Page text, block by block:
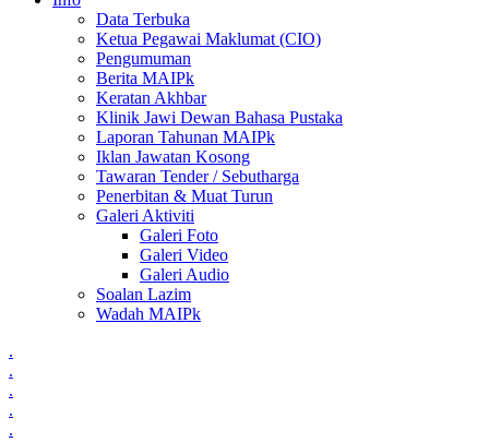
Data Terbuka
Ketua Pegawai Maklumat (CIO)
Pengumuman
Berita MAIPk
Keratan Akhbar
Klinik Jawi Dewan Bahasa Pustaka
Laporan Tahunan MAIPk
Iklan Jawatan Kosong
Tawaran Tender / Sebutharga
Penerbitan & Muat Turun
Galeri Aktiviti
Galeri Foto
Galeri Video
Galeri Audio
Soalan Lazim
Wadah MAIPk
.
.
.
.
.